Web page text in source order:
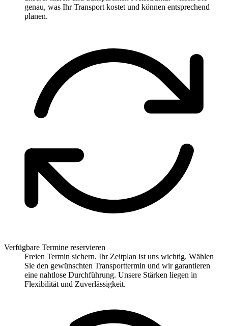
genau, was Ihr Transport kostet und können entsprechend
planen.
Verfügbare Termine reservieren
Freien Termin sichern. Ihr Zeitplan ist uns wichtig. Wählen
Sie den gewünschten Transporttermin und wir garantieren
eine nahtlose Durchführung. Unsere Stärken liegen in
Flexibilität und Zuverlässigkeit.